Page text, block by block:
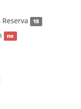
18
no